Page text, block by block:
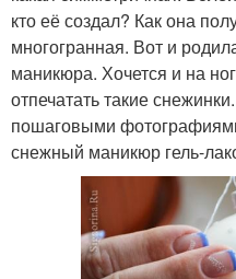
кто её создал? Как она
многогранная. Вот и
маникюра. Хочется и на
отпечатать такие
пошаговыми
снежный маникюр гель-